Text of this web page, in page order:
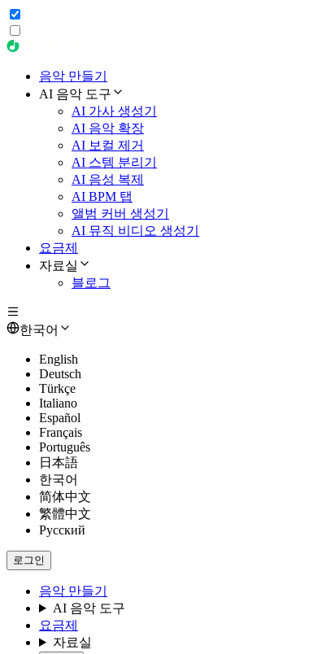
음악 만들기
AI 음악 도구
AI 가사 생성기
AI 음악 확장
AI 보컬 제거
AI 스템 분리기
AI 음성 복제
AI BPM 탭
앨범 커버 생성기
AI 뮤직 비디오 생성기
요금제
자료실
블로그
한국어
English
Deutsch
Türkçe
Italiano
Español
Français
Português
日本語
한국어
简体中文
繁體中文
Русский
로그인
음악 만들기
AI 음악 도구
요금제
자료실